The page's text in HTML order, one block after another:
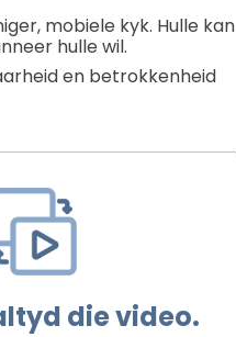
mobiele kyk. Hulle kan
hulle wil.
en betrokkenheid
die video.